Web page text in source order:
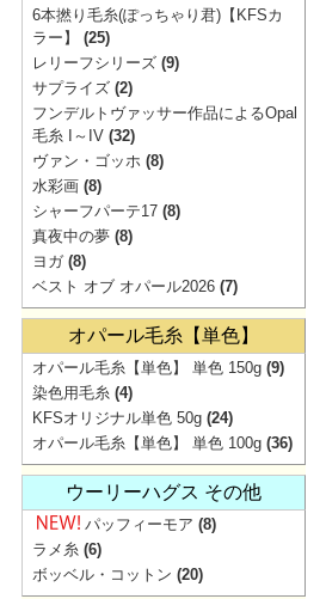
6本撚り毛糸(ぽっちゃり君)【KFSカ
ラー】
(25)
レリーフシリーズ (9)
サプライズ (2)
フンデルトヴァッサー作品によるOpal
毛糸 I～IV (32)
ヴァン・ゴッホ (8)
水彩画 (8)
シャーフパーテ17 (8)
真夜中の夢 (8)
ヨガ(8)
ベスト オブ オパール2026 (7)
オパール毛糸【単色】
オパール毛糸【単色】 単色 150g (9)
染色用毛糸 (4)
KFSオリジナル単色 50g (24)
オパール毛糸【単色】 単色 100g (36)
ウーリーハグス その他
パッフィーモア (8)
ラメ糸 (6)
ボッベル・コットン (20)